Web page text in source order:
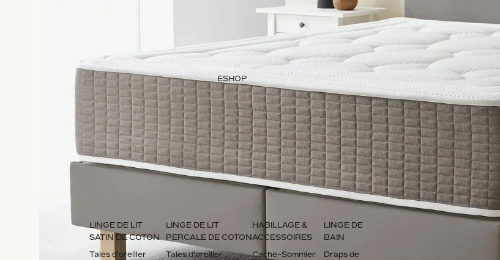
ESHOP
LINGE DE LIT
SATIN DE COTON
Taies d'oreiller
LINGE DE LIT
PERCALE DE COTON
Taies d'oreiller
HABILLAGE &
ACCESSOIRES
Cache-Sommier
LINGE DE
BAIN
Draps de